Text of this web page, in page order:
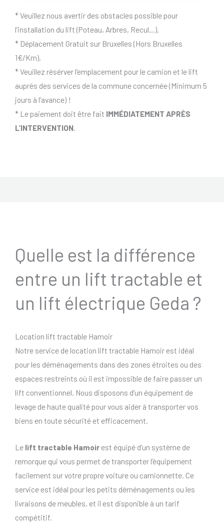
* Veuillez nous avertir des obstacles possible pour
l’installation du lift (Poteau, Arbres, Recul…).
* Déplacement Gratuit sur Bruxelles (Hors Bruxelles
1€/Km).
* Veuillez résérver l’emplacement pour le camion et le lift
auprès des services de la commune concernée (Minimum 5
jours à l’avance) !
* Le paiement doit être fait IMMÉDIATEMENT APRÈS
L’INTERVENTION
Quelle est la différence
entre un lift tractable et
un lift électrique Geda ?
Location lift tractable Hamoir
Notre service de location lift tractable Hamoir est idéal
pour les déménagements dans des zones étroites ou des
espaces restreints où il est impossible de faire passer un
lift conventionnel. Nous disposons d’un équipement de
levage de haute qualité pour vous aider à transporter vos
biens en toute sécurité et efficacement.
Le lift tractable Hamoir est équipé d’un système de
remorque qui vous permet de transporter l’équipement
facilement sur votre propre voiture ou camionnette. Ce
service est idéal pour les petits déménagements ou les
livraisons de meubles, et il est disponible à un tarif
compétitif.